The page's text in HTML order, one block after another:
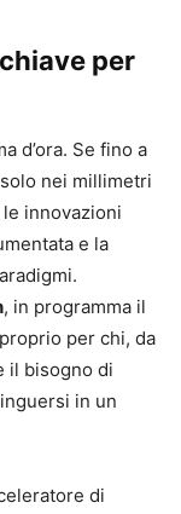
per
d’ora. Se fino a
nei millimetri
innovazioni
e la
, in programma il
per chi, da
il bisogno di
in un
di